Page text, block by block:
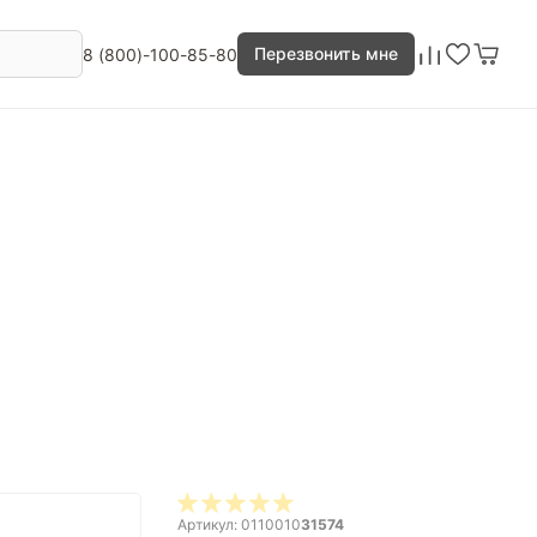
8 (800)-100-85-80 Перезвонить мне
Артикул: 011001031574